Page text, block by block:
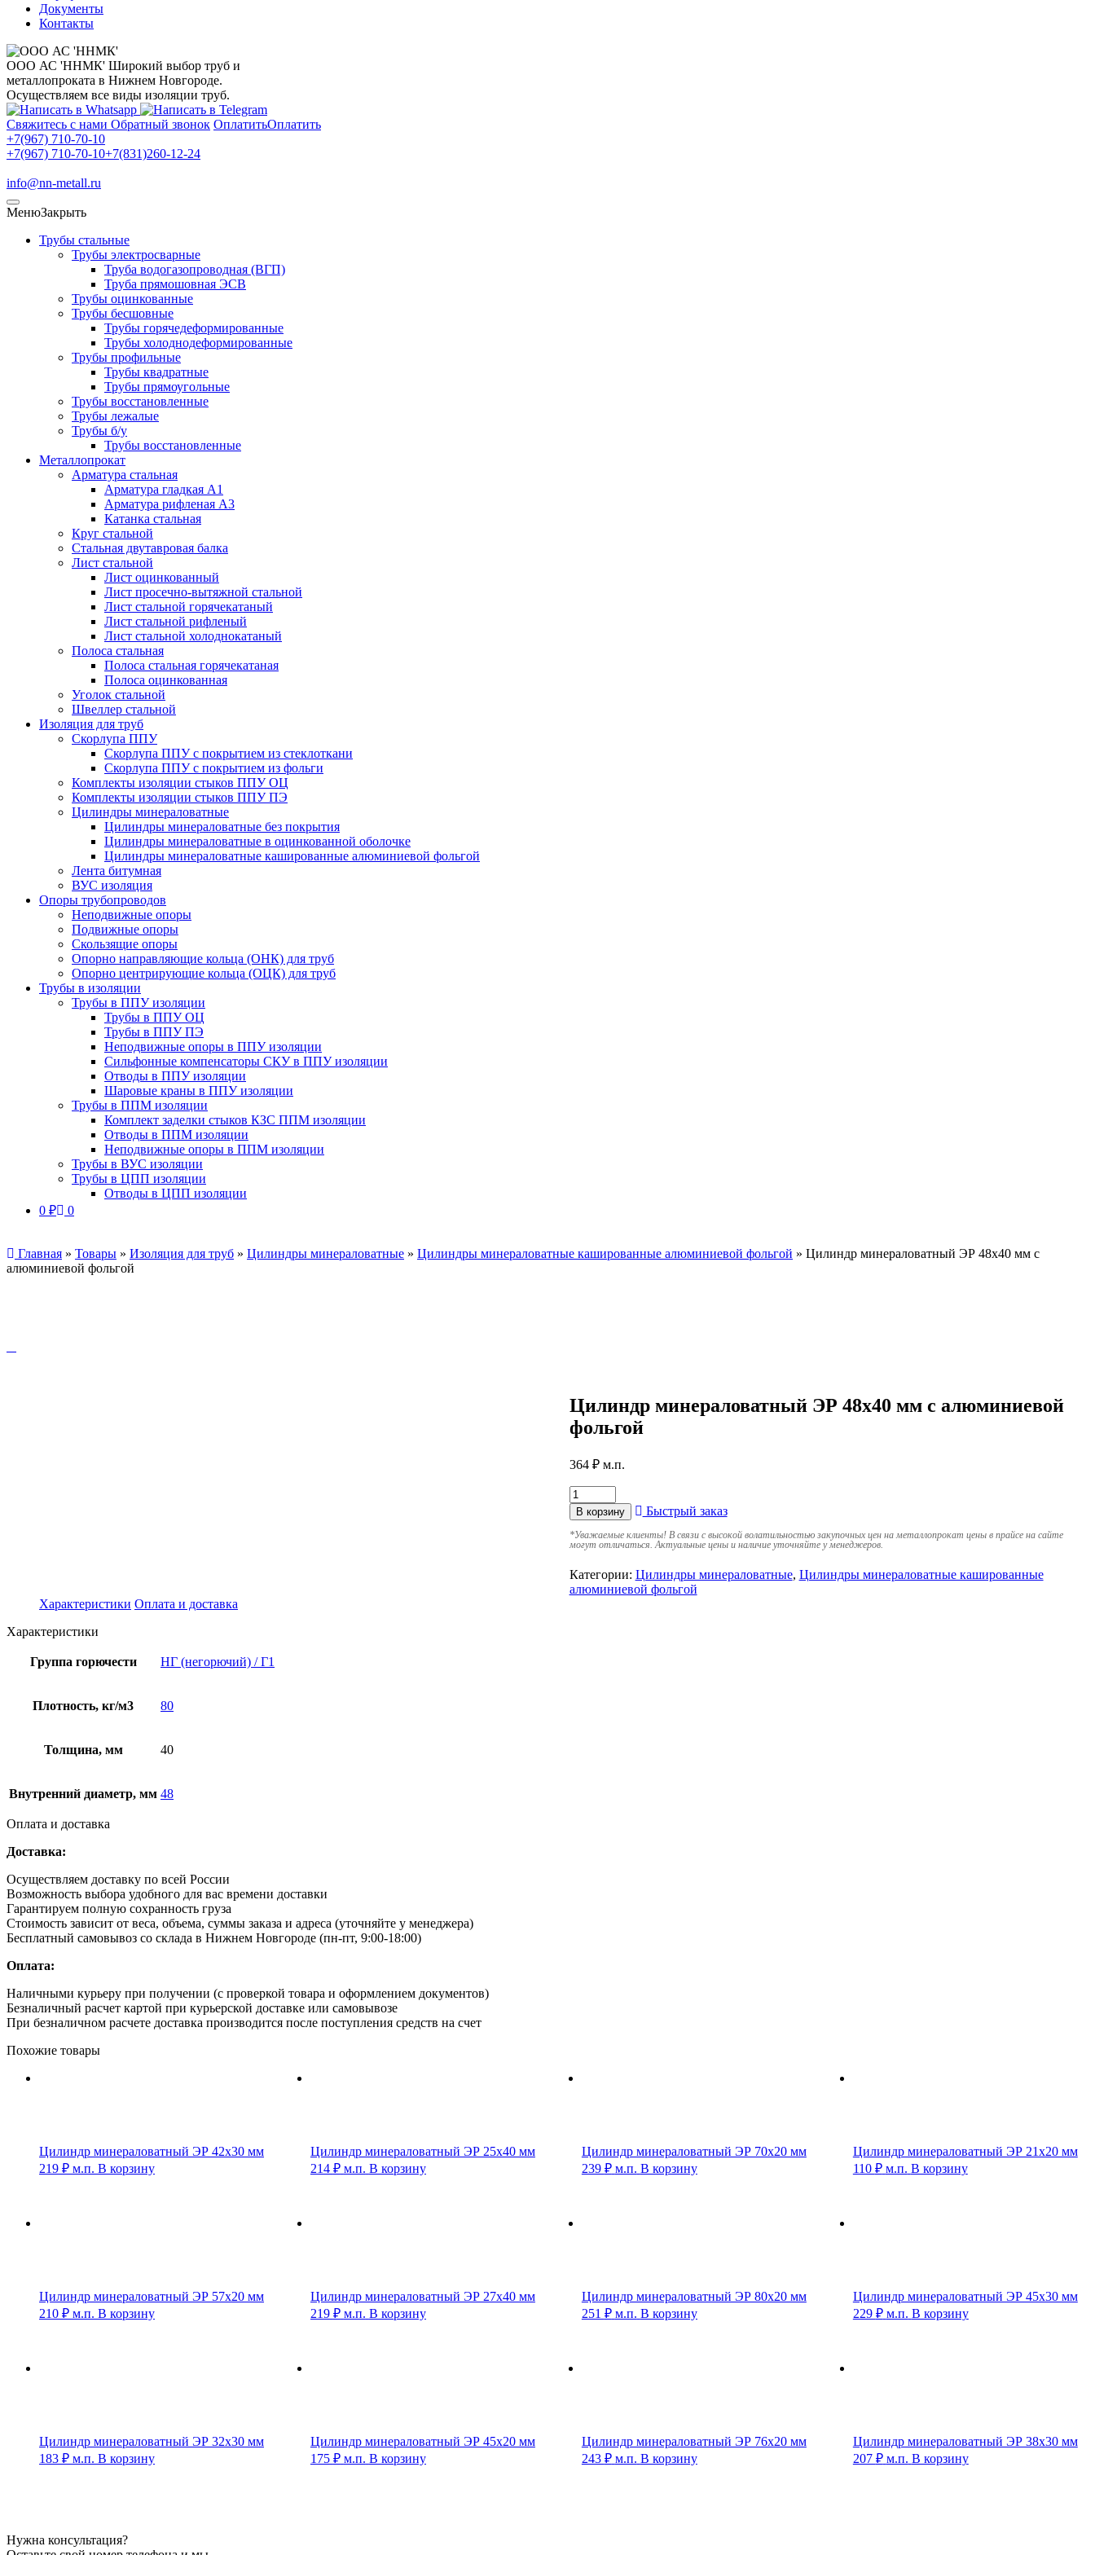
Документы
Контакты
ООО АС 'ННМК' Широкий выбор труб и
металлопроката в Нижнем Новгороде.
Осуществляем все виды изоляции труб.
Свяжитесь с нами Обратный звонок ОплатитьОплатить
+7(967) 710-70-10
+7(967) 710-70-10+7(831)260-12-24
info@nn-metall.ru
МенюЗакрыть
Трубы стальные
Трубы электросварные
Труба водогазопроводная (ВГП)
Труба прямошовная ЭСВ
Трубы оцинкованные
Трубы бесшовные
Трубы горячедеформированные
Трубы холоднодеформированные
Трубы профильные
Трубы квадратные
Трубы прямоугольные
Трубы восстановленные
Трубы лежалые
Трубы б/у
Трубы восстановленные
Металлопрокат
Арматура стальная
Арматура гладкая А1
Арматура рифленая А3
Катанка стальная
Круг стальной
Стальная двутавровая балка
Лист стальной
Лист оцинкованный
Лист просечно-вытяжной стальной
Лист стальной горячекатаный
Лист стальной рифленый
Лист стальной холоднокатаный
Полоса стальная
Полоса стальная горячекатаная
Полоса оцинкованная
Уголок стальной
Швеллер стальной
Изоляция для труб
Скорлупа ППУ
Скорлупа ППУ с покрытием из стеклоткани
Скорлупа ППУ с покрытием из фольги
Комплекты изоляции стыков ППУ ОЦ
Комплекты изоляции стыков ППУ ПЭ
Цилиндры минераловатные
Цилиндры минераловатные без покрытия
Цилиндры минераловатные в оцинкованной оболочке
Цилиндры минераловатные кашированные алюминиевой фольгой
Лента битумная
ВУС изоляция
Опоры трубопроводов
Неподвижные опоры
Подвижные опоры
Скользящие опоры
Опорно направляющие кольца (ОНК) для труб
Опорно центрирующие кольца (ОЦК) для труб
Трубы в изоляции
Трубы в ППУ изоляции
Трубы в ППУ ОЦ
Трубы в ППУ ПЭ
Неподвижные опоры в ППУ изоляции
Сильфонные компенсаторы СКУ в ППУ изоляции
Отводы в ППУ изоляции
Шаровые краны в ППУ изоляции
Трубы в ППМ изоляции
Комплект заделки стыков КЗС ППМ изоляции
Отводы в ППМ изоляции
Неподвижные опоры в ППМ изоляции
Трубы в ВУС изоляции
Трубы в ЦПП изоляции
Отводы в ЦПП изоляции
0 ₽ 0
Главная » Товары » Изоляция для труб » Цилиндры минераловатные » Цилиндры минераловатные кашированные алюминиевой фольгой » Цилиндр минераловатный ЭР 48х40 мм с
алюминиевой фольгой
Цилиндр минераловатный ЭР 48х40 мм с алюминиевой
фольгой
364 ₽ м.п.
В корзину Быстрый заказ
*Уважаемые клиенты! В связи с высокой волатильностью закупочных цен на металлопрокат цены в прайсе на сайте
могут отличаться. Актуальные цены и наличие уточняйте у менеджеров.
Категории: Цилиндры минераловатные, Цилиндры минераловатные кашированные
алюминиевой фольгой
Характеристики Оплата и доставка
Характеристики
Группа горючести НГ (негорючий) / Г1
Плотность, кг/м3 80
Толщина, мм 40
Внутренний диаметр, мм 48
Оплата и доставка
Доставка:
Осуществляем доставку по всей России
Возможность выбора удобного для вас времени доставки
Гарантируем полную сохранность груза
Стоимость зависит от веса, объема, суммы заказа и адреса (уточняйте у менеджера)
Бесплатный самовывоз со склада в Нижнем Новгороде (пн-пт, 9:00-18:00)
Оплата:
Наличными курьеру при получении (с проверкой товара и оформлением документов)
Безналичный расчет картой при курьерской доставке или самовывозе
При безналичном расчете доставка производится после поступления средств на счет
Похожие товары
Цилиндр минераловатный ЭР 42х30 мм
219 ₽ м.п. В корзину
Цилиндр минераловатный ЭР 25х40 мм
214 ₽ м.п. В корзину
Цилиндр минераловатный ЭР 70х20 мм
239 ₽ м.п. В корзину
Цилиндр минераловатный ЭР 21х20 мм
110 ₽ м.п. В корзину
Цилиндр минераловатный ЭР 57х20 мм
210 ₽ м.п. В корзину
Цилиндр минераловатный ЭР 27х40 мм
219 ₽ м.п. В корзину
Цилиндр минераловатный ЭР 80х20 мм
251 ₽ м.п. В корзину
Цилиндр минераловатный ЭР 45х30 мм
229 ₽ м.п. В корзину
Цилиндр минераловатный ЭР 32х30 мм
183 ₽ м.п. В корзину
Цилиндр минераловатный ЭР 45х20 мм
175 ₽ м.п. В корзину
Цилиндр минераловатный ЭР 76х20 мм
243 ₽ м.п. В корзину
Цилиндр минераловатный ЭР 38х30 мм
207 ₽ м.п. В корзину
Нужна консультация?